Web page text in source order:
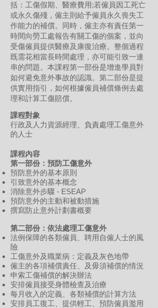
括：工傷假期、醫療費用;若僱員因工死亡
或永久傷殘，僱主則給予僱員永久喪失工
作能力的補償。同時，僱主亦有責任第一
時間向勞工處報告有關工傷的個案，並向
受傷僱員提供醫療及康復治療。整個過程
既需花相當長時間處理，亦可能引致一連
串的問題。本課程第一部份是增進學員對
如何避免意外事故的認識。第二部份是提
供實用指引，如何根據僱員補償條例去處
理和計算工傷賠償。
課程對象
行政及人力資源經理、負責處理工傷意外
的人士
課程內容
第一部份：預防工傷意外
預防意外的基本原則
引致意外的基本概念
消除意外步驟 - ESEAP
預防意外的主動和被動措施
撰寫防止意外計劃書概要
第二部份：依法處理工傷意外
法例保障的各類僱員、聘用自僱人士的風
險
工傷意外及職業病：定義及灰色地帶
僱主的各項補償責任、及毋須補償的情況
申索工傷補償的解決辦法
安排僱員接受身體檢查及治療
每月收入的定義、各類補償的計算方法
安排員工復工、提供輕工、預防僱員濫用